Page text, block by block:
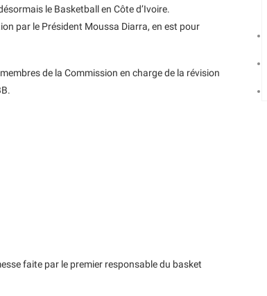
le Basketball en Côte d’Ivoire.
par le Président Moussa Diarra, en est pour
de la Commission en charge de la révision
faite par le premier responsable du basket